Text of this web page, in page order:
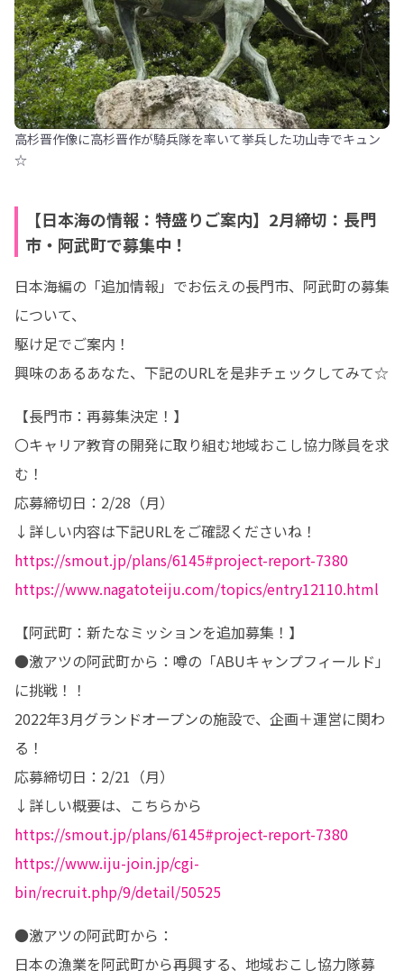
高杉晋作像に高杉晋作が騎兵隊を率いて挙兵した功山寺でキュン
☆
【日本海の情報：特盛りご案内】2月締切：長門
市・阿武町で募集中！
日本海編の「追加情報」でお伝えの長門市、阿武町の募集
について、
駆け足でご案内！
興味のあるあなた、下記のURLを是非チェックしてみて☆
【長門市：再募集決定！】
〇キャリア教育の開発に取り組む地域おこし協力隊員を求
む！
応募締切日：2/28（月）
https://smout.jp/plans/6145#project-report-7380
https://www.nagatoteiju.com/topics/entry12110.html
【阿武町：新たなミッションを追加募集！】
●激アツの阿武町から：噂の「ABUキャンプフィールド」
に挑戦！！
2022年3月グランドオープンの施設で、企画＋運営に関わ
る！
応募締切日：2/21（月）
https://smout.jp/plans/6145#project-report-7380
https://www.iju-join.jp/cgi-
bin/recruit.php/9/detail/50525
●激アツの阿武町から：
日本の漁業を阿武町から再興する、地域おこし協力隊募